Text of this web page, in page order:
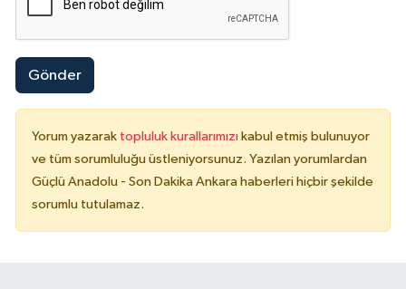
Gönder
Yorum yazarak topluluk kurallarımızı kabul etmiş bulunuyor
ve tüm sorumluluğu üstleniyorsunuz. Yazılan yorumlardan
Güçlü Anadolu - Son Dakika Ankara haberleri hiçbir şekilde
sorumlu tutulamaz.